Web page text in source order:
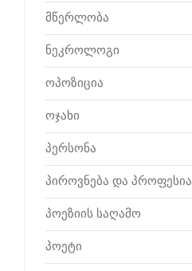
მწერლობა
ნეკროლოგი
ოპოზიცია
ოჯახი
პერსონა
პიროვნება და პროფესია
პოეზიის საღამო
პოეტი